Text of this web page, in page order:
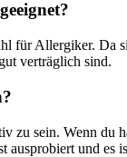
für Allergiker. ⁢Da
verträglich⁤ sind.
‍zu sein. Wenn du
ausprobiert und es